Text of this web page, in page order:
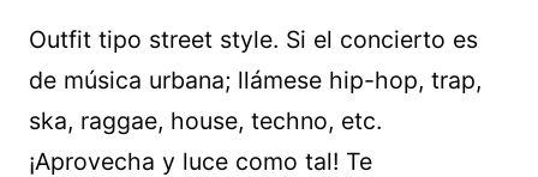
Outfit tipo street style. Si el concierto es
de música urbana; llámese hip-hop, trap,
ska, raggae, house, techno, etc.
¡Aprovecha y luce como tal! Te